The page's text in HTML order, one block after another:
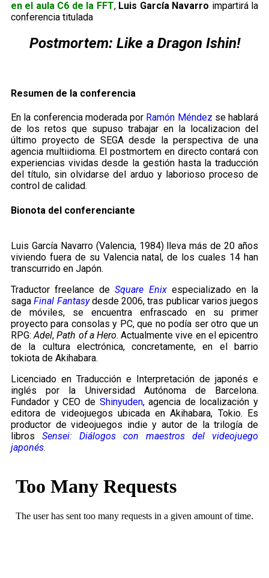
en el aula C6 de la FFT, Luis García Navarro impartirá la
conferencia titulada
Postmortem: Like a Dragon Ishin!
Resumen de la conferencia
En la conferencia moderada por Ramón Méndez se hablará
de los retos que supuso trabajar en la localizacion del
último proyecto de SEGA desde la perspectiva de una
agencia multiidioma. El postmortem en directo contará con
experiencias vividas desde la gestión hasta la traducción
del título, sin olvidarse del arduo y laborioso proceso de
control de calidad.
Bionota del conferenciante
Luis García Navarro (Valencia, 1984) lleva más de 20 años
viviendo fuera de su Valencia natal, de los cuales 14 han
transcurrido en Japón.
Traductor freelance deSquare Enixespecializado en la
sagaFinal Fantasy desde 2006, tras publicar varios juegos
de móviles, se encuentra enfrascado en su primer
proyecto para consolas y PC, que no podía ser otro que un
RPG:Adel,Path of a Hero. Actualmente vive en el epicentro
de la cultura electrónica, concretamente, en el barrio
tokiota de Akihabara.
Licenciado en Traducción e Interpretación de japonés e
inglés por la Universidad Autónoma de Barcelona.
Fundador y CEO de Shinyuden, agencia de localización y
editora de videojuegos ubicada en Akihabara, Tokio. Es
productor de videojuegos indie y autor de la trilogía de
libros Sensei: Diálogos con maestros del videojuego
japonés.